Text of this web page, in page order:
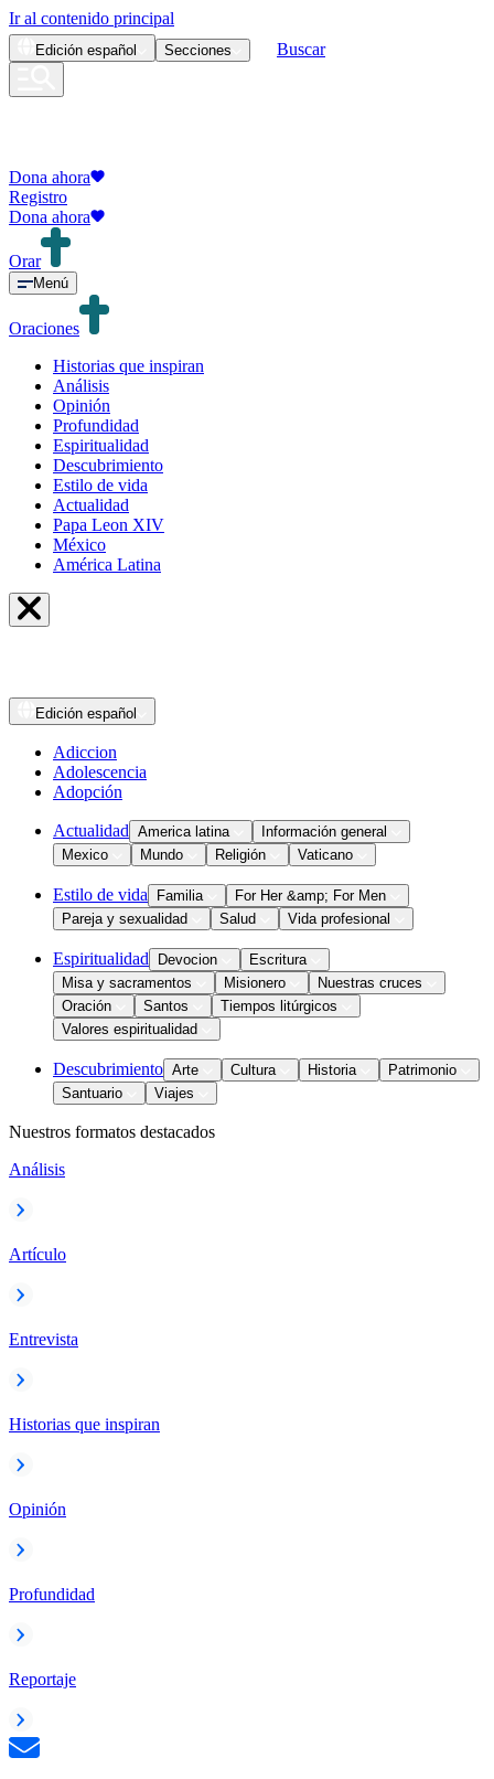
Ir al contenido principal
Edición español Secciones Buscar
Dona ahora
Registro
Dona ahora
Orar
Menú
Oraciones
Historias que inspiran
Análisis
Opinión
Profundidad
Espiritualidad
Descubrimiento
Estilo de vida
Actualidad
Papa Leon XIV
México
América Latina
Edición español
Adiccion
Adolescencia
Adopción
Actualidad America latina
Información general
Mexico
Mundo Religión Vaticano
Estilo de vida Familia
For Her &amp; For Men
Pareja y sexualidad
Salud Vida profesional
Espiritualidad Devocion
Escritura
Misa y sacramentos
Misionero
Nuestras cruces
Oración
Santos
Tiempos litúrgicos
Valores espiritualidad
Descubrimiento Arte Cultura Historia
Patrimonio
Santuario
Viajes
Nuestros formatos destacados
Análisis
Artículo
Entrevista
Historias que inspiran
Opinión
Profundidad
Reportaje